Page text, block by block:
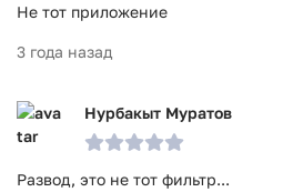
Не тот приложение
3 года назад
Нурбакыт Муратов
Развод, это не тот фильтр...